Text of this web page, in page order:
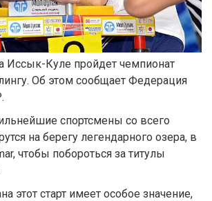
Иссык-Куле пройдет чемпионат
Об этом сообщает Федерация
спортсмены со всего
на берегу легендарного озера, в
чтобы побороться за титулы
этот старт имеет особое значение,